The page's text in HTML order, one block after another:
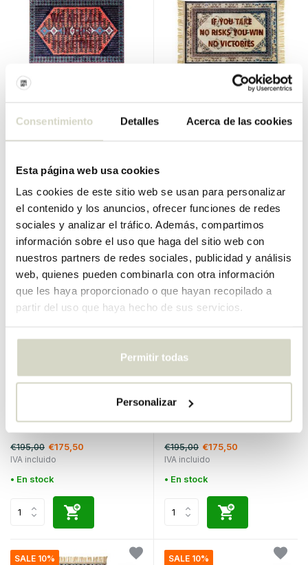
Consentimiento Detalles Acerca de las cookies
Esta página web usa cookies
Las cookies de este sitio web se usan para personalizar
el contenido y los anuncios, ofrecer funciones de redes
sociales y analizar el tráfico. Además, compartimos
información sobre el uso que haga del sitio web con
nuestros partners de redes sociales, publicidad y análisis
web, quienes pueden combinarla con otra información
que les haya proporcionado o que hayan recopilado a
partir del uso que haya hecho de sus servicios.
Permitir todas
Personalizar
Alfombra quemada juntos
IVA incluido
• En stock
Opciones de alfombras
• En stock
SALE 10%
camino
€195,00 €175,50
IVA incluido
• En stock
SALE 10%
Voz de alfombra quemada
€195,00 €175,50
IVA incluido
• En stock
SALE 10% SALE 10%